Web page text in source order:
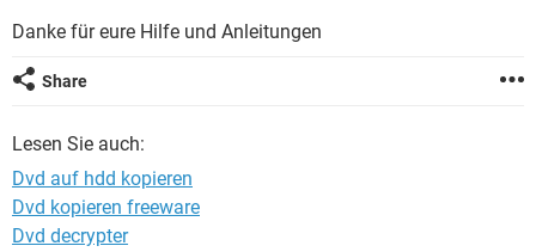
Danke für eure Hilfe und Anleitungen
Share
Lesen Sie auch:
Dvd auf hdd kopieren
Dvd kopieren freeware
Dvd decrypter